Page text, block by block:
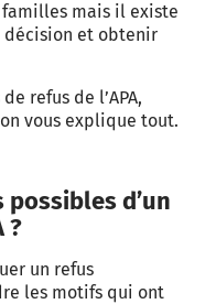
mais il existe
décision et obtenir
refus de l’APA,
vous explique tout.
d’un
?
un refus
les motifs qui ont